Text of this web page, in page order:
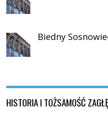
Biedny
HISTORIA I TOŻSAMOŚĆ